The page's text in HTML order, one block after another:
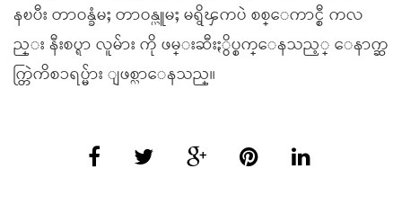
နၿပီး တာဝန္ခံမႈ တာဝန္ယူမႈ မရွိၾကပဲ စစ္ေကာင္စီ ကလ
ည္း နီးစပ္ရာ လူမ်ား ကို ဖမ္းဆီးႏွိပ္စက္ေနသည့္ ေနာက္ဆ
က္တြဲကိစၥရပ္မ်ား ျဖစ္လာေနသည္။